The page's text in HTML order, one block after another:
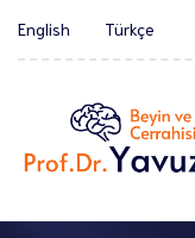
English Türkçe